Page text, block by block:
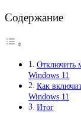
Содержание
Отключить
Windows 11
Как
Windows 11
Итог